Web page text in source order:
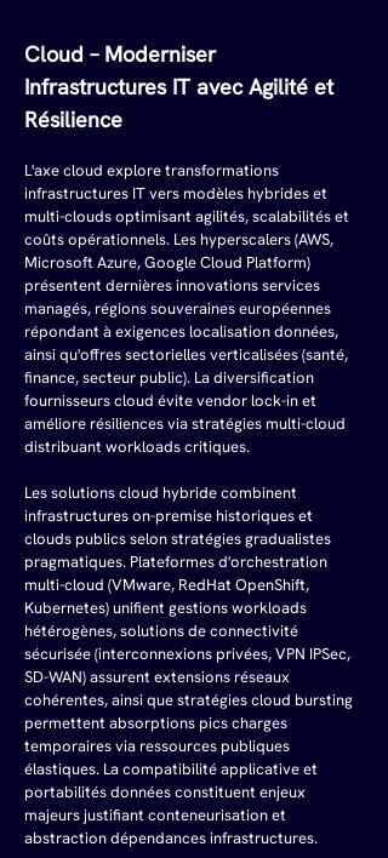
Cloud – Moderniser
Infrastructures IT avec Agilité et
Résilience
L'axe cloud explore transformations
infrastructures IT vers modèles hybrides et
multi-clouds optimisant agilités, scalabilités et
coûts opérationnels. Les hyperscalers (AWS,
Microsoft Azure, Google Cloud Platform)
présentent dernières innovations services
managés, régions souveraines européennes
répondant à exigences localisation données,
ainsi qu'offres sectorielles verticalisées (santé,
finance, secteur public). La diversification
fournisseurs cloud évite vendor lock-in et
améliore résiliences via stratégies multi-cloud
distribuant workloads critiques.
Les solutions cloud hybride combinent
infrastructures on-premise historiques et
clouds publics selon stratégies gradualistes
pragmatiques. Plateformes d'orchestration
multi-cloud (VMware, RedHat OpenShift,
Kubernetes) unifient gestions workloads
hétérogènes, solutions de connectivité
sécurisée (interconnexions privées, VPN IPSec,
SD-WAN) assurent extensions réseaux
cohérentes, ainsi que stratégies cloud bursting
permettent absorptions pics charges
temporaires via ressources publiques
élastiques. La compatibilité applicative et
portabilités données constituent enjeux
majeurs justifiant conteneurisation et
abstraction dépendances infrastructures.